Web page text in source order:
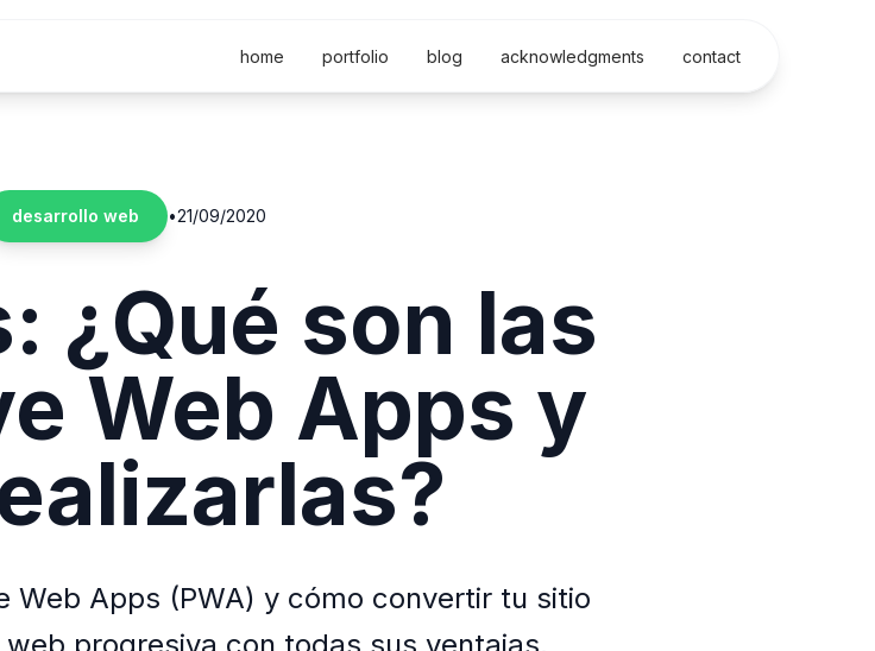
home portfolio blog acknowledgments contact
desarrollo web •21/09/2020
¿Qué son las
Web Apps y
Web Apps (PWA) y cómo convertir tu sitio